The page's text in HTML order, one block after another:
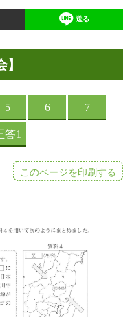
送る
このページを印刷する